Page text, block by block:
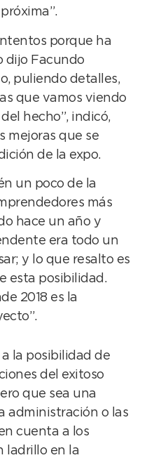
porque ha
dijo Facundo
puliendo detalles,
que vamos viendo
hecho”, indicó,
mejoras que se
de la expo.
un poco de la
más
hace un año y
era todo un
y lo que resalto es
esta posibilidad.
2018 es la
la posibilidad de
del exitoso
que sea una
administración o las
cuenta a los
ladrillo en la